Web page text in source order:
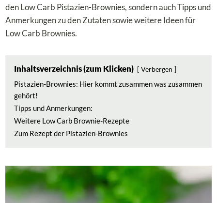
den Low Carb Pistazien-Brownies, sondern auch Tipps und
Anmerkungen zu den Zutaten sowie weitere Ideen für
Low Carb Brownies.
Inhaltsverzeichnis (zum Klicken) Verbergen
Pistazien-Brownies: Hier kommt zusammen was zusammen
gehört!
Tipps und Anmerkungen:
Weitere Low Carb Brownie-Rezepte
Zum Rezept der Pistazien-Brownies